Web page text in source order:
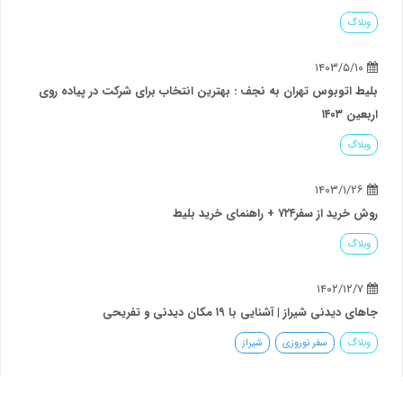
شرکت در پیاده روی